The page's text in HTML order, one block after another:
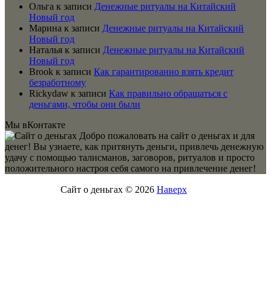
Ольга к записи Денежные ритуалы на Китайский
Новый год
Марина к записи Денежные ритуалы на Китайский
Новый год
Наталья к записи Денежные ритуалы на Китайский
Новый год
Brook к записи Как гарантированно взять кредит
безработному
Rickydaw к записи Как правильно обращаться с
деньгами, чтобы они были
Мы вКонтакте
Добро пожаловать на сайт о деньгах и для
денег! Вы узнаете, как притянуть деньги, привлечь денежную
удачу с помощью талисманов, заговоров, ритуалов и просто
положительного настроя себя самого на привлечение денег!
Сайт о деньгах © 2026 Наверх